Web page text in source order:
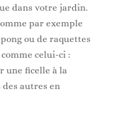
dans votre jardin.
par exemple
ou de raquettes
celui-ci :
une ficelle à la
des autres en